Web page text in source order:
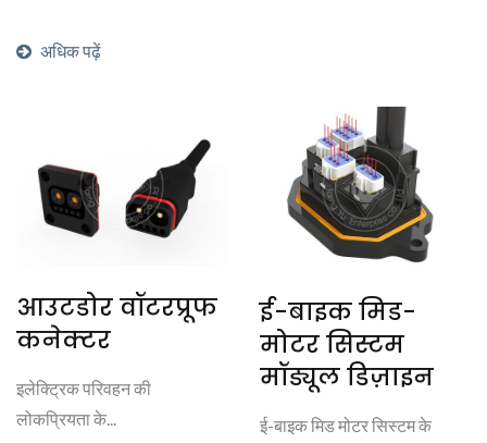
अधिक पढ़ें
आउटडोर वॉटरप्रूफ
कनेक्टर
इलेक्ट्रिक परिवहन की
लोकप्रियता के...
ई-बाइक मिड-
मोटर सिस्टम
मॉड्यूल डिज़ाइन
ई-बाइक मिड मोटर सिस्टम के